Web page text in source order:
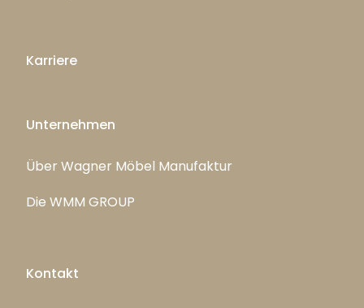
Karriere
Unternehmen
Über Wagner Möbel Manufaktur
Die WMM GROUP
Kontakt